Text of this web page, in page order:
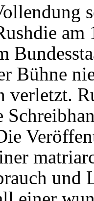
Bühne
verletzt.
und